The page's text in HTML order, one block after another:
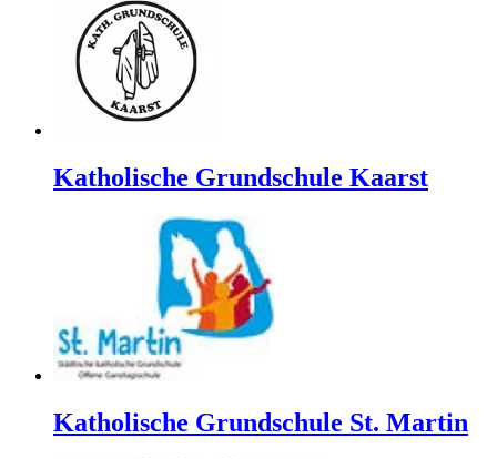
Katholische Grundschule Kaarst
Katholische Grundschule St. Martin